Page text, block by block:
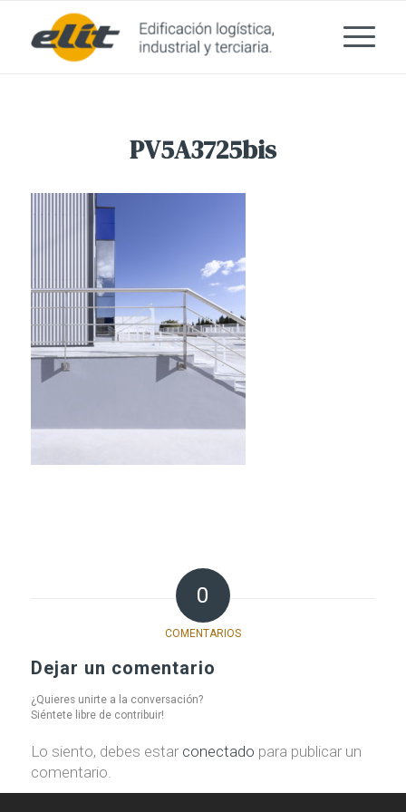
PV5A3725bis
0
COMENTARIOS
Dejar un comentario
¿Quieres unirte a la conversación?
Siéntete libre de contribuir!
Lo siento, debes estar conectado para publicar un
comentario.